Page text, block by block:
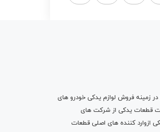
را در زمینه فروش لوازم یدکی خودرو های
اقدام به واردات قطعات یدکی از شرکت های
ازوارد کننده های اصلی قطعات